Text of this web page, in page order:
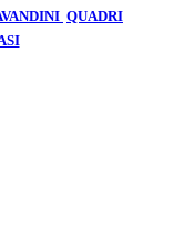
QUADRI